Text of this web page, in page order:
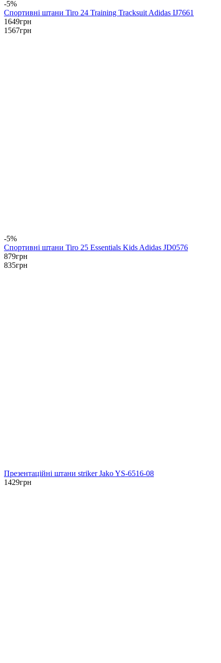
-5%
Спортивні штани Tiro 24 Training Tracksuit Adidas IJ7661
1649грн
1567грн
-5%
Спортивні штани Tiro 25 Essentials Kids Adidas JD0576
879грн
835грн
Презентаційні штани striker Jako YS-6516-08
1429грн